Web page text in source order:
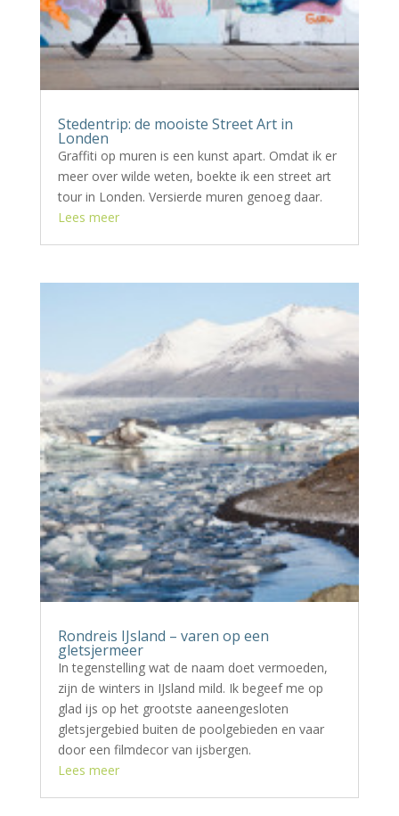
Stedentrip: de mooiste Street Art in
Londen
Graffiti op muren is een kunst apart. Omdat ik er
meer over wilde weten, boekte ik een street art
tour in Londen. Versierde muren genoeg daar.
Lees meer
Rondreis IJsland – varen op een
gletsjermeer
In tegenstelling wat de naam doet vermoeden,
zijn de winters in IJsland mild. Ik begeef me op
glad ijs op het grootste aaneengesloten
gletsjergebied buiten de poolgebieden en vaar
door een filmdecor van ijsbergen.
Lees meer